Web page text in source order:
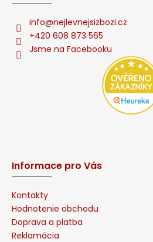
info@nejlevnejsizbozi.cz
+420 608 873 565
Jsme na Facebooku
Informace pro Vás
Kontakty
Hodnotenie obchodu
Doprava a platba
Reklamácia